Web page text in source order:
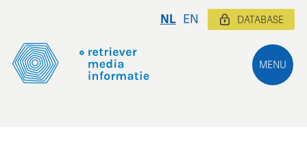
MENU
NL EN DATABASE